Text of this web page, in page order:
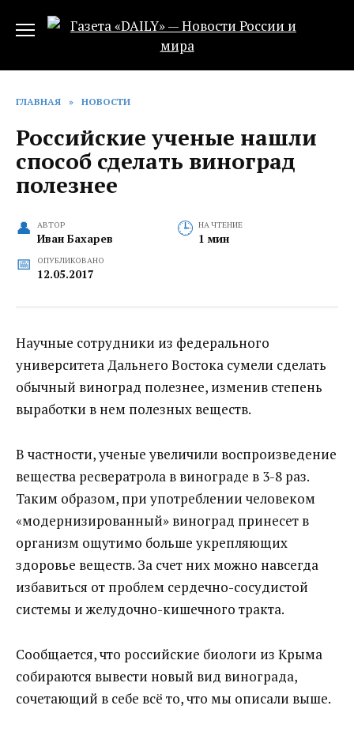
ГЛАВНАЯ » НОВОСТИ
Российские ученые нашли
способ сделать виноград
полезнее‍
АВТОР
Иван Бахарев
НА ЧТЕНИЕ
1 мин
ОПУБЛИКОВАНО
12.05.2017
Научные сотрудники из федерального
университета Дальнего Востока сумели сделать
обычный виноград полезнее, изменив степень
выработки в нем полезных веществ.
В частности, ученые увеличили воспроизведение
вещества ресвератрола в винограде в 3-8 раз.
Таким образом, при употреблении человеком
«модернизированный» виноград принесет в
организм ощутимо больше укрепляющих
здоровье веществ. За счет них можно навсегда
избавиться от проблем сердечно-сосудистой
системы и желудочно-кишечного тракта.
Сообщается, что российские биологи из Крыма
собираются вывести новый вид винограда,
сочетающий в себе всё то, что мы описали выше.